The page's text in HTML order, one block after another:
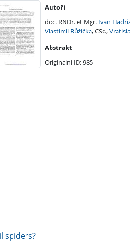
Autoři
doc. RNDr. et Mgr. Ivan
Vlastimil Růžička, CSc.,
Abstrakt
Originalni ID: 985
spiders?